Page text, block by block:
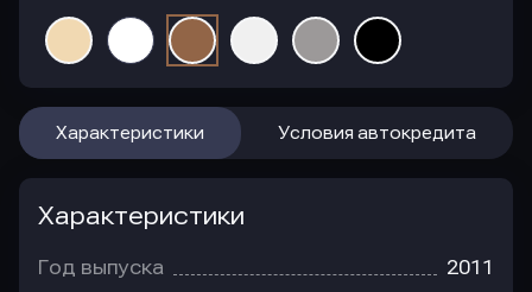
Характеристики Условия автокредита
Характеристики
Год выпуска 2011